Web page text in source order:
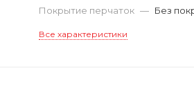
Покрытие перчаток — Без
Все характеристики